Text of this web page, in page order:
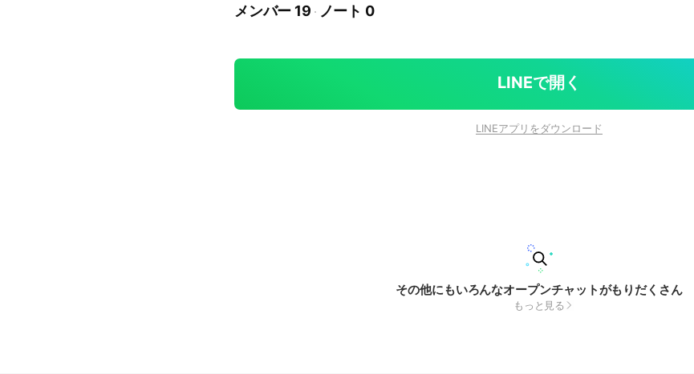
メンバー 19 ノート 0
LINEで開く
LINEアプリをダウンロード
その他にもいろんなオープンチャットがもりだくさん
もっと見る